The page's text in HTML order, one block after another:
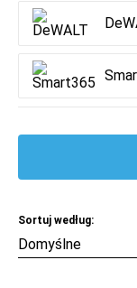
Sortuj według: